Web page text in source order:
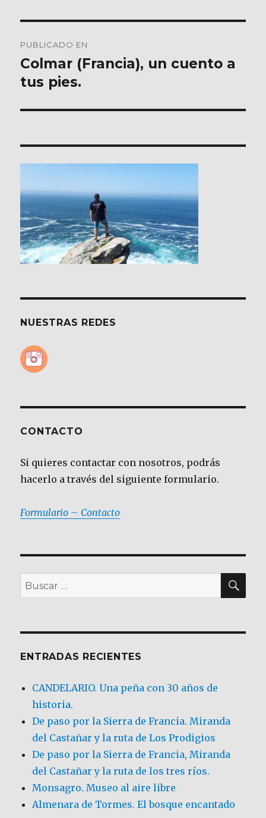
de
entradas
PUBLICADO EN
Colmar (Francia), un cuento a
tus pies.
NUESTRAS REDES
CONTACTO
Si quieres contactar con nosotros, podrás
hacerlo a través del siguiente formulario.
Formulario – Contacto
Buscar
por:
ENTRADAS RECIENTES
CANDELARIO. Una peña con 30 años de
historia.
De paso por la Sierra de Francia. Miranda
del Castañar y la ruta de Los Prodigios
De paso por la Sierra de Francia, Miranda
del Castañar y la ruta de los tres ríos.
Monsagro. Museo al aire libre
Almenara de Tormes. El bosque encantado